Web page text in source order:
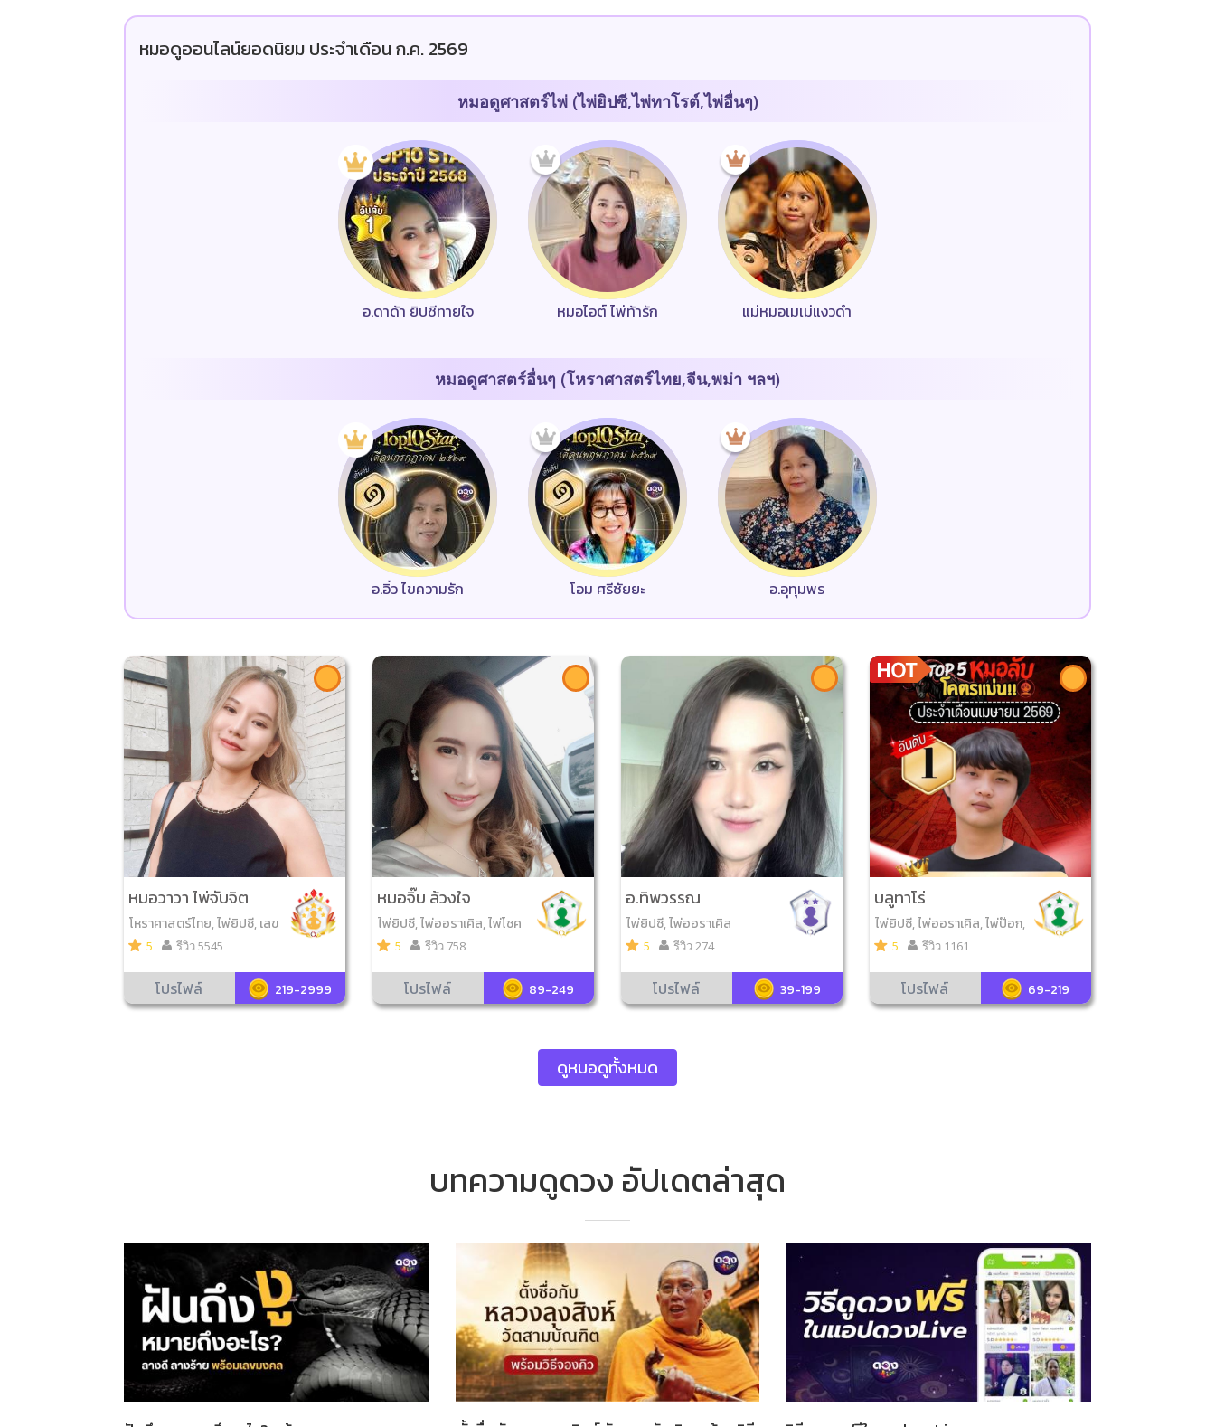
หมอดูออนไลน์ยอดนิยม ประจำเดือน ก.ค. 2569
หมอดูศาสตร์ไพ่ (ไพ่ยิปซี,ไพ่ทาโรต์,ไพ่อื่นๆ)
อ.ดาด้า ยิปซีทายใจ หมอไอต์ ไพ่ท้ารัก แม่หมอเมเม่แงวดำ
หมอดูศาสตร์อื่นๆ (โหราศาสตร์ไทย,จีน,พม่า ฯลฯ)
อ.อิ๋ว ไขความรัก โอม ศรีชัยยะ อ.อุทุมพร
หมอวาวา ไพ่จับจิต
โหราศาสตร์ไทย, ไพ่ยิปซี, เลข
7ตัว9ฐาน, วิเคราะห์เบอร์มือถื
ศาสตร์พม่า, เพนดูลัม, ศาสต
ร์เสี่ยงทาย, ดูฤกษ์มงคล, ดูเล
5 รีวิว 5545
โปรไฟล์ 219-2999
หมอจิ๊บ ล้วงใจ
ไพ่ยิปซี, ไพ่ออราเคิล, ไพ่โชค
ดีมีสุข, ไพ่ขลัง
5 รีวิว 758
โปรไฟล์ 89-249
อ.ทิพวรรณ
ไพ่ยิปซี, ไพ่ออราเคิล
5 รีวิว 274
โปรไฟล์ 39-199
บลูทาโร่
ไพ่ยิปซี, ไพ่ออราเคิล, ไพ่ป๊อก,
ไพ่ความรัก
5 รีวิว 1161
โปรไฟล์ 69-219
ดูหมอดูทั้งหมด
บทความดูดวง อัปเดตล่าสุด